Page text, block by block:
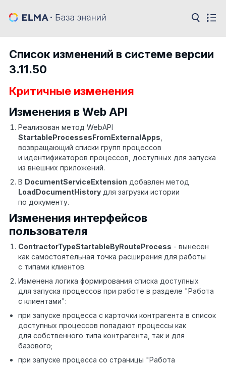
Список изменений в системе версии
3.11.50
Критичные изменения
Изменения в Web API
Реализован метод WebAPI
StartableProcessesFromExternalApps
возвращающий списки групп процессов
и идентификаторов процессов, доступных для запуска
из внешних приложений.
В DocumentServiceExtension добавлен метод
LoadDocumentHistory для загрузки истории
по документу.
Изменения интерфейсов
пользователя
ContractorTypeStartableByRouteProcess - вынесен
как самостоятельная точка расширения для работы
с типами клиентов.
Изменена логика формирования списка доступных
для запуска процессов при работе в разделе "Работа
с клиентами":
при запуске процесса с карточки контрагента в список
доступных процессов попадают процессы как
для собственного типа контрагента, так и для
базового;
при запуске процесса со страницы "Работа